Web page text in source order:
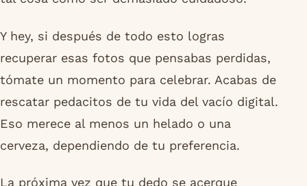
Y hey, si después de todo esto logras
recuperar esas fotos que pensabas perdidas,
tómate un momento para celebrar. Acabas de
rescatar pedacitos de tu vida del vacío digital.
Eso merece al menos un helado o una
cerveza, dependiendo de tu preferencia.
La próxima vez que tu dedo se acerque